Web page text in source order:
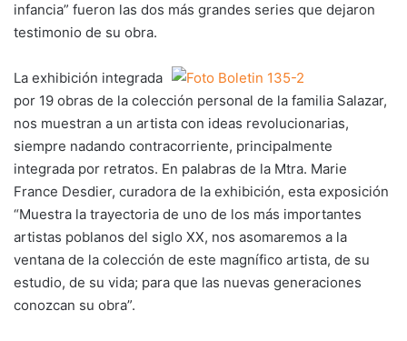
infancia” fueron las dos más grandes series que dejaron
testimonio de su obra.
La exhibición integrada
por 19 obras de la colección personal de la familia Salazar,
nos muestran a un artista con ideas revolucionarias,
siempre nadando contracorriente, principalmente
integrada por retratos. En palabras de la Mtra. Marie
France Desdier, curadora de la exhibición, esta exposición
“Muestra la trayectoria de uno de los más importantes
artistas poblanos del siglo XX, nos asomaremos a la
ventana de la colección de este magnífico artista, de su
estudio, de su vida; para que las nuevas generaciones
conozcan su obra”.